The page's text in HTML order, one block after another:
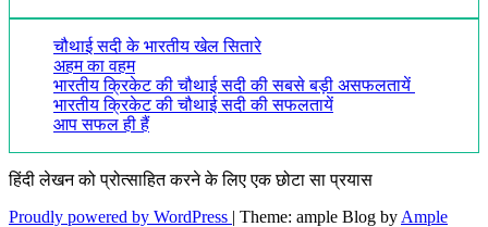
चौथाई सदी के भारतीय खेल सितारे
अहम का वहम
भारतीय क्रिकेट की चौथाई सदी की सबसे बड़ी असफलतायें
भारतीय क्रिकेट की चौथाई सदी की सफलतायें
आप सफल ही हैं
हिंदी लेखन को प्रोत्साहित करने के लिए एक छोटा सा प्रयास
Proudly powered by WordPress | Theme: ample Blog by Ample